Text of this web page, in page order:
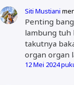
Siti Mustiani
Penting
lambung tuh
takutnya
organ organ
12 Mei 2024